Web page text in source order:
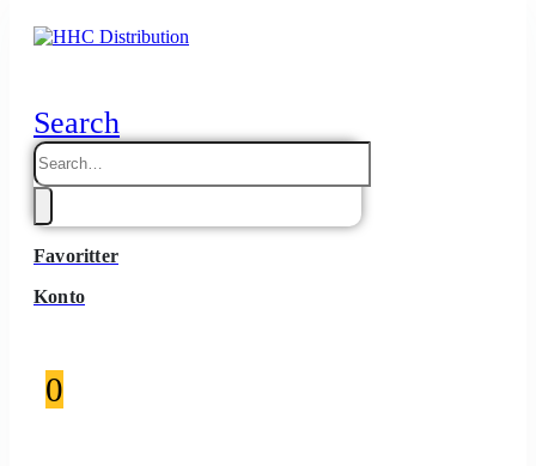
Search
Favoritter
Konto
0